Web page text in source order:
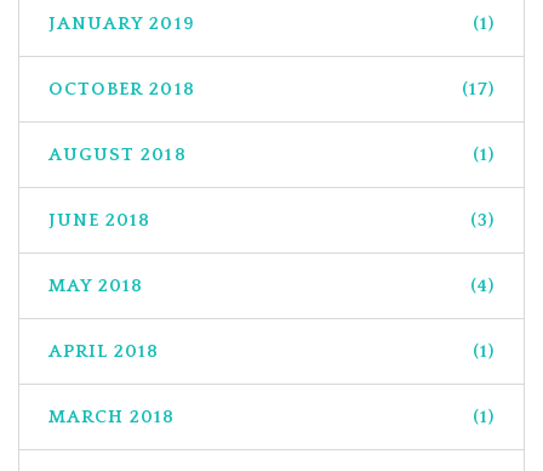
JANUARY 2019 (1)
OCTOBER 2018 (17)
AUGUST 2018 (1)
JUNE 2018 (3)
MAY 2018 (4)
APRIL 2018 (1)
MARCH 2018 (1)